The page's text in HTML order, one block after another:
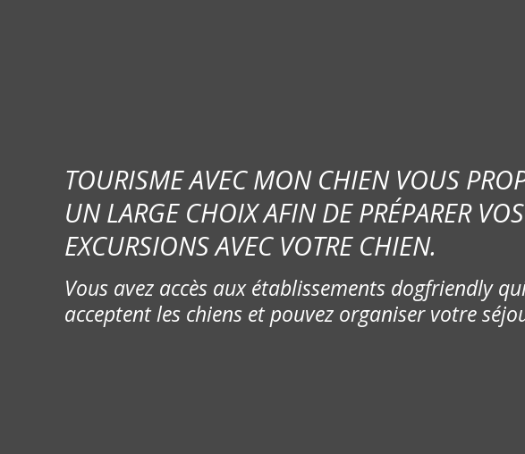
TOURISME AVEC MON CHIEN VOUS
UN LARGE CHOIX AFIN DE PRÉPARER VOS
EXCURSIONS AVEC VOTRE CHIEN.
Vous avez accès aux établissements dogfriendly
acceptent les chiens et pouvez organiser votre